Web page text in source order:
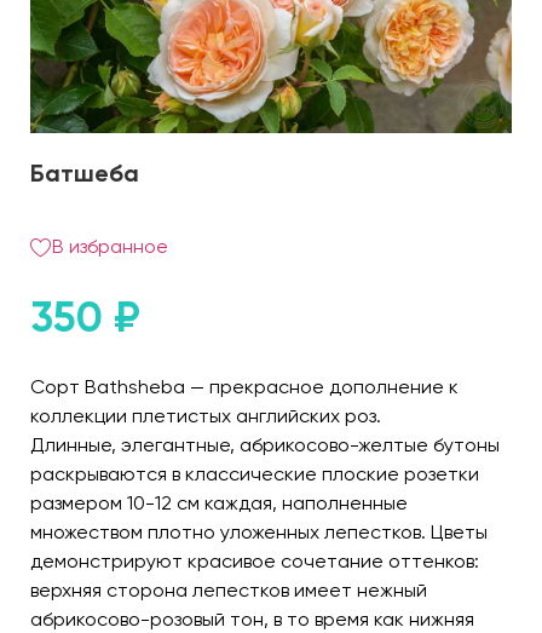
Батшеба
В избранное
350 ₽
Сорт Bathsheba — прекрасное дополнение к
коллекции плетистых английских роз.
Длинные, элегантные, абрикосово-желтые бутоны
раскрываются в классические плоские розетки
размером 10-12 см каждая, наполненные
множеством плотно уложенных лепестков. Цветы
демонстрируют красивое сочетание оттенков:
верхняя сторона лепестков имеет нежный
абрикосово-розовый тон, в то время как нижняя